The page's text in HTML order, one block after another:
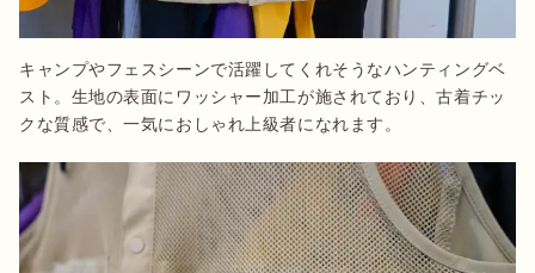
キャンプやフェスシーンで活躍してくれそうなハンティングベ
スト。生地の表面にワッシャー加工が施されており、古着チッ
クな質感で、一気におしゃれ上級者になれます。